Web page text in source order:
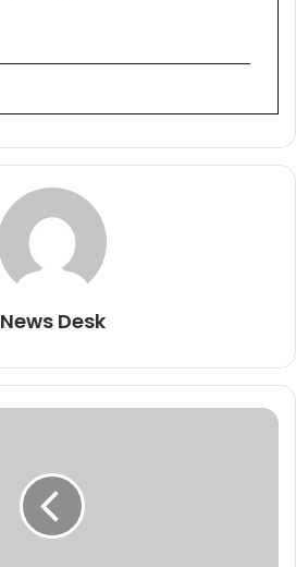
News Desk